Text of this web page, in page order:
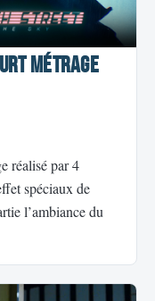
métrage
réalisé par 4
spéciaux de
l’ambiance du